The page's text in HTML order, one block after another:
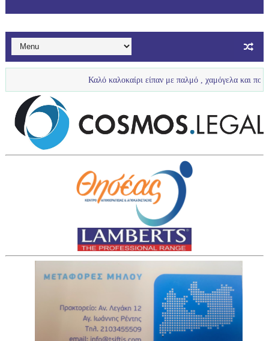
Καλό καλοκαίρι είπαν με παλμό , χαμόγελα και πολύ νερό τα